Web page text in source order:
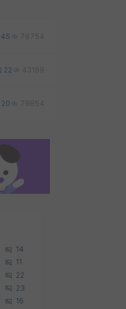
45 78754
22 43189
20 79854
14
11
22
23
16